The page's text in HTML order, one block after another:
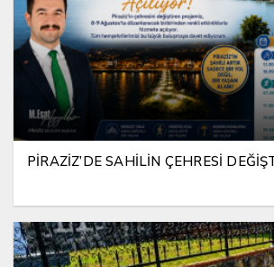
PİRAZİZ’DE SAHİLİN ÇEHRESİ